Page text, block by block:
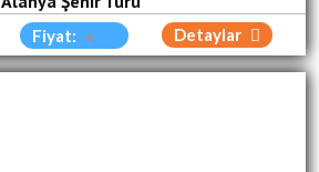
Fiyat: Detaylar